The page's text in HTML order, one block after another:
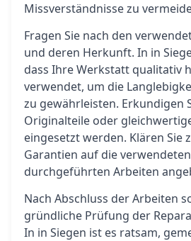
Missverständnisse zu
Fragen Sie nach den
und deren Herkunft. In in
dass Ihre Werkstatt qualitativ
verwendet, um die
zu gewährleisten. Erkundigen
Originalteile oder
eingesetzt werden. Klären Sie
Garantien auf die
durchgeführten Arbeiten
Nach Abschluss der Arbeiten
gründliche Prüfung der
In in Siegen ist es ratsam,